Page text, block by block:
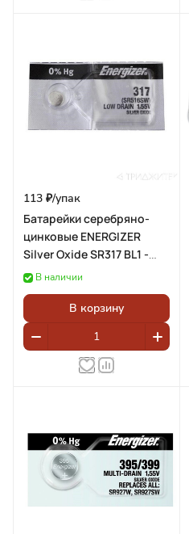
113 ₽/упак
Батарейки серебряно-
цинковые ENERGIZER
Silver Oxide SR317 BL1 -
(блистер 1шт)
В наличии
В корзину